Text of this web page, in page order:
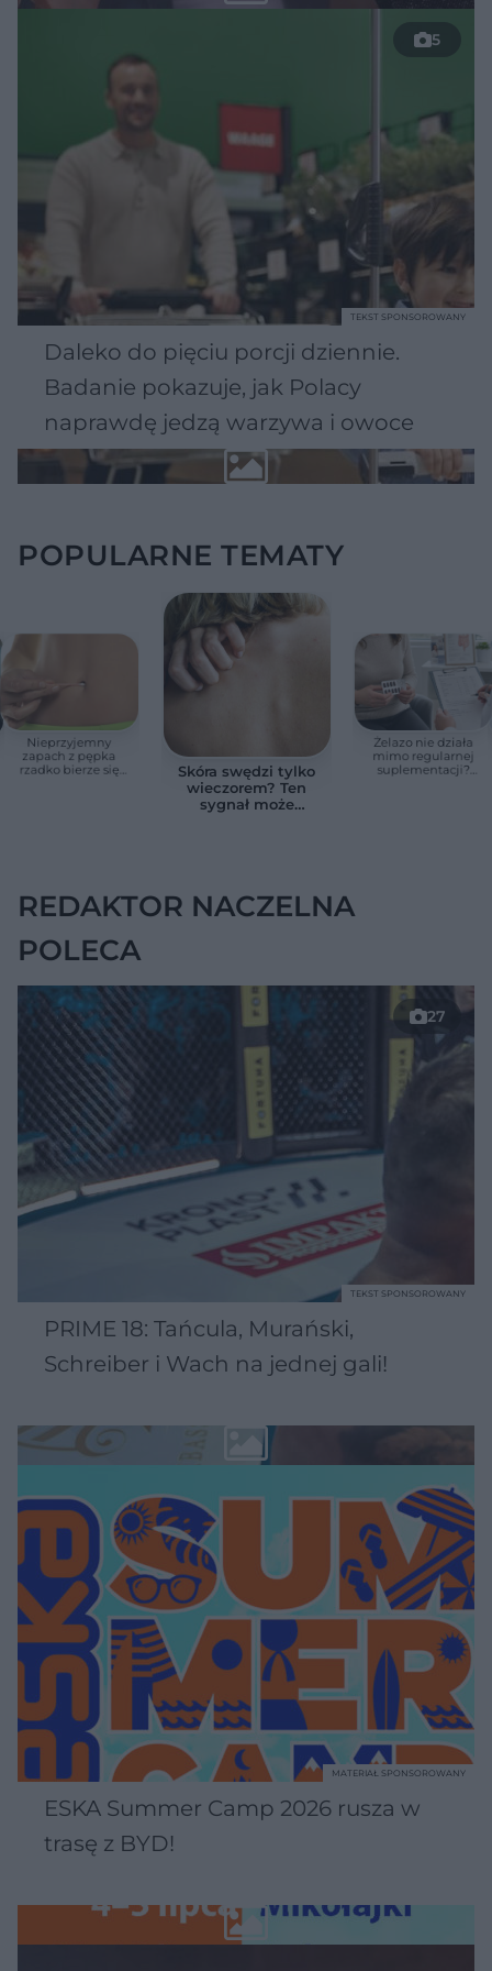
5
Daleko do pięciu porcji dziennie.
Badanie pokazuje, jak Polacy
naprawdę jedzą warzywa i owoce
TEKST SPONSOROWANY
POPULARNE TEMATY
Nieprzyjemny
zapach z pępka
rzadko bierze się
Skóra swędzi tylko
wieczorem? Ten
sygnał może
Żelazo nie działa
mimo regularnej
suplementacji?
REDAKTOR NACZELNA
POLECA
27
PRIME 18: Tańcula, Murański,
Schreiber i Wach na jednej gali!
TEKST SPONSOROWANY
ESKA Summer Camp 2026 rusza w
trasę z BYD!
MATERIAŁ SPONSOROWANY